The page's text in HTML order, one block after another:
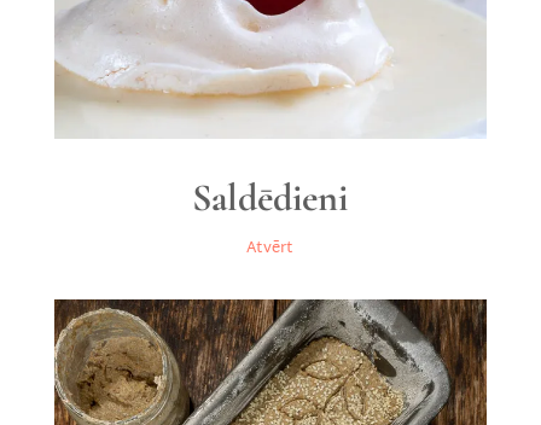
Saldēdieni
Atvērt